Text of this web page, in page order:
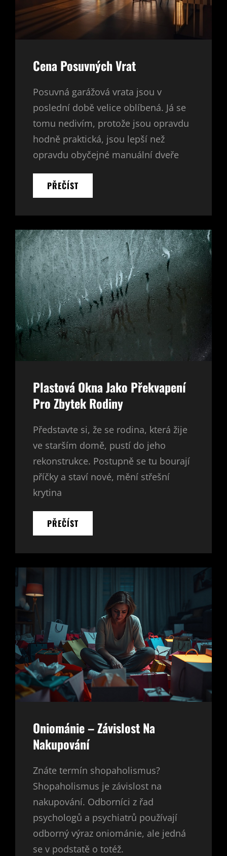
Cena Posuvných Vrat
Posuvná garážová vrata jsou v
poslední době velice oblíbená. Já se
tomu nedivím, protože jsou opravdu
hodně praktická, jsou lepší než
opravdu obyčejné manuální dveře
PŘEČÍST
POSUVNÝCH
Plastová Okna Jako Překvapení
Pro Zbytek Rodiny
Představte si, že se rodina, která žije
ve starším domě, pustí do jeho
rekonstrukce. Postupně se tu bourají
příčky a staví nové, mění střešní
krytina
PŘEČÍST
OKNA
PŘEKVAPENÍ
Oniománie – Závislost Na
Nakupování
Znáte termín shopaholismus?
Shopaholismus je závislost na
nakupování. Odborníci z řad
psychologů a psychiatrů používají
odborný výraz oniománie, ale jedná
se v podstatě o totéž.